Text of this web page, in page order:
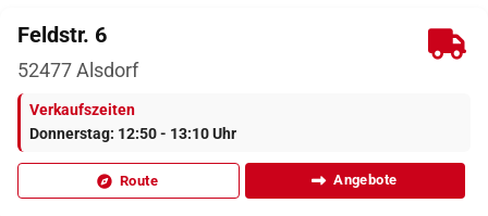
Feldstr. 6
52477Alsdorf
Verkaufszeiten
Donnerstag: 12:50 - 13:10 Uhr
Route Angebote